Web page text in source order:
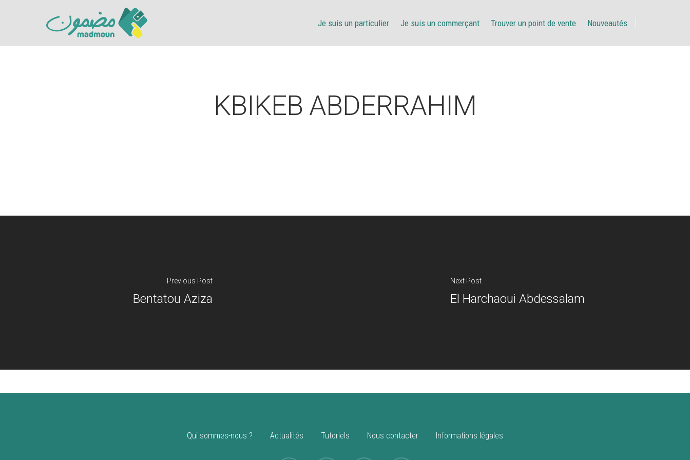
Je suis un particulier Je suis un commerçant Trouver un point de vente Nouveautés
KBIKEB ABDERRAHIM
Previous Post
Bentatou Aziza
Next Post
El Harchaoui Abdessalam
Qui sommes-nous ? Actualités Tutoriels Nous contacter Informations légales